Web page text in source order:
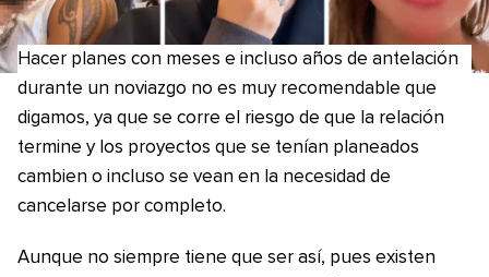
Hacer planes con meses e incluso años de antelación
durante un noviazgo no es muy recomendable que
digamos, ya que se corre el riesgo de que la relación
termine y los proyectos que se tenían planeados
cambien o incluso se vean en la necesidad de
cancelarse por completo.
Aunque no siempre tiene que ser así, pues existen